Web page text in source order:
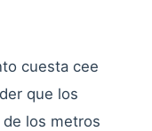
cuesta cee
que los
los metros